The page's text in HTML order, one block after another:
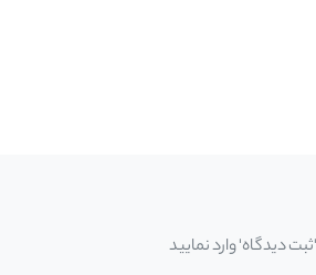
دیدگاه' وارد نمایید